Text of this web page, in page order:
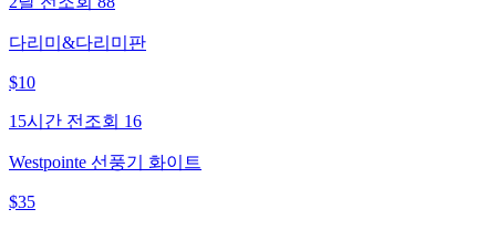
다리미&다리미판
$10
15시간 전 조회 16
Westpointe 선풍기 화이트
$35